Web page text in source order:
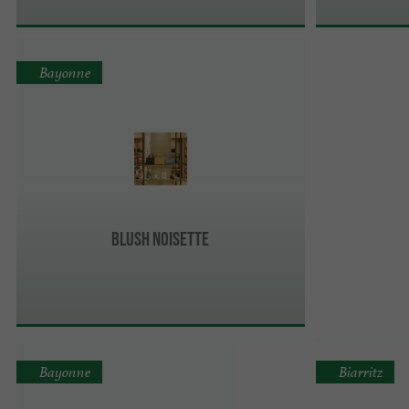
Blush Noisette
Bayonne
Bayonne Biarritz